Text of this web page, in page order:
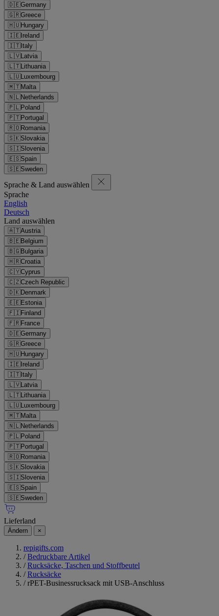
🇩🇪Germany
🇬🇷Greece
🇭🇺Hungary
🇮🇪Ireland
🇮🇹Italy
🇱🇻Latvia
🇱🇹Lithuania
🇱🇺Luxembourg
🇲🇹Malta
🇳🇱Netherlands
🇵🇱Poland
🇵🇹Portugal
🇷🇴Romania
🇸🇰Slovakia
🇸🇮Slovenia
🇪🇸Spain
🇸🇪Sweden
Sprache & Land auswählen
Sprache
English
Deutsch
Land auswählen
🇦🇹Austria
🇧🇪Belgium
🇧🇬Bulgaria
🇭🇷Croatia
🇨🇾Cyprus
🇨🇿Czech Republic
🇩🇰Denmark
🇪🇪Estonia
🇫🇮Finland
🇫🇷France
🇩🇪Germany
🇬🇷Greece
🇭🇺Hungary
🇮🇪Ireland
🇮🇹Italy
🇱🇻Latvia
🇱🇹Lithuania
🇱🇺Luxembourg
🇲🇹Malta
🇳🇱Netherlands
🇵🇱Poland
🇵🇹Portugal
🇷🇴Romania
🇸🇰Slovakia
🇸🇮Slovenia
🇪🇸Spain
🇸🇪Sweden
Lieferland
Ändern ×
repigifts.com
/ Bedruckbare Artikel
/ Rucksäcke, Taschen und Stoffbeutel
/ Rucksäcke
/ rPET-Businessrucksack mit USB-Anschluss